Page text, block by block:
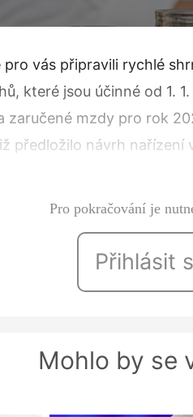
pro vás připravili rychlé
které jsou účinné od 1.
zaručené mzdy pro rok
předložilo návrh
Pro pokračování je
Přihlásit
Mohlo by se